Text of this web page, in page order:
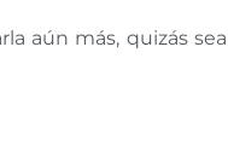
aún más, quizás sea